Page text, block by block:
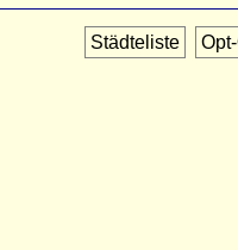
Städteliste